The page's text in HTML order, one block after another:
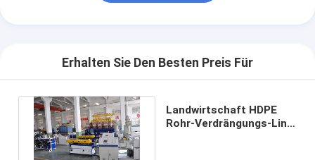
Erhalten Sie Den Besten Preis Für
Landwirtschaft HDPE
Rohr-Verdrängungs-Linie